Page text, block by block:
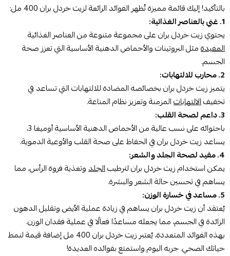
بالتأكيد! إليك قائمة مميزة تُظهر الفوائد الرائعة لزيت خردل بران 400 مل:
1. غني بالعناصر الغذائية:
يحتوي زيت خردل بران على مجموعة متنوعة من العناصر الغذائية
المفيدةمثل البروتينات والأحماض الدهنية الأساسية التي تعزز صحة
الجسم.
2. محارب للالتهابات:
يتميز زيت خردل بران بخصائصه المضادة للالتهابات التي تساعد في
تخفيفالالتهاباتالمزمنة وتعزيز نظام المناعة.
3. داعم لصحة القلب:
باحتوائه على نسب عالية من الأحماض الدهنية الأساسية أوميغا 3،
يساعد زيت خردل بران في الحفاظ على صحة القلب والأوعية الدموية.
4. مفيد لصحة الجلد والشعر:
يمكن استخدام زيت خردل بران لترطيبالجلدوتغذية فروة الرأس، مما
يساهم في تحسين حالة الشعر والبشرة.
5. مساعد في خسارة الوزن:
يُعتقد أن زيت خردل بران يساهم في زيادة عملية الأيض وتقليل الدهون
الزائدة في الجسم، مما يجعله مساعدًا فعالًا في عملية فقدان الوزن.
بهذه الفوائد المتعددة، يُعتبر زيت خردل بران 400 مل إضافة قيمة لنمط
حياتك الصحي. جربه اليوم واستمتع بفوائده العديدة!